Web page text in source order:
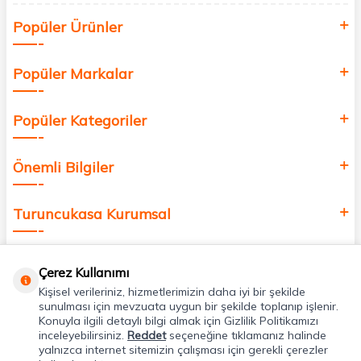
değer katmak için bize katılın!
Popüler Ürünler
Popüler Markalar
Popüler Kategoriler
Önemli Bilgiler
Turuncukasa Kurumsal
Uygulamalarımız
Adres & İletişim
Çerez Kullanımı
Kişisel verileriniz, hizmetlerimizin daha iyi bir şekilde
sunulması için mevzuata uygun bir şekilde toplanıp işlenir.
Konuyla ilgili detaylı bilgi almak için Gizlilik Politikamızı
inceleyebilirsiniz. Reddetseçeneğine tıklamanız halinde
yalnızca internet sitemizin çalışması için gerekli çerezler